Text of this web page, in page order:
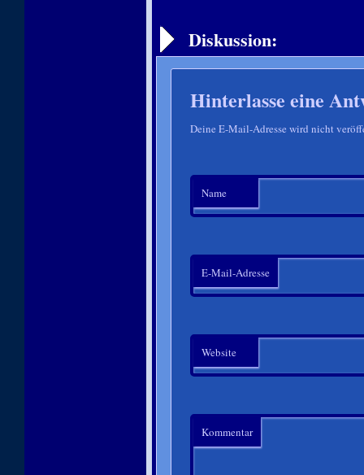
Diskussion:
Hinterlasse eine
Deine E-Mail-Adresse wird nicht
Name
E-Mail-Adresse
Website
Kommentar